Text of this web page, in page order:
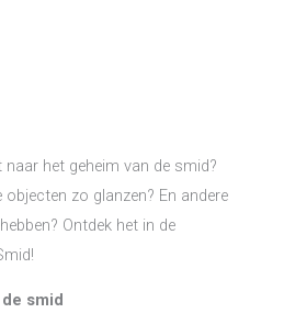
het geheim van de smid?
zo glanzen? En andere
Ontdek het in de
smid